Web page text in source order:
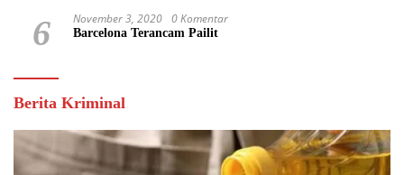
6 November 3, 2020 0 Komentar
Barcelona Terancam Pailit
Berita Kriminal